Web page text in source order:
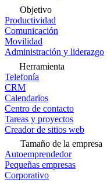
Objetivo
Productividad
Comunicación
Movilidad
Administración y liderazgo
Herramienta
Telefonía
CRM
Calendarios
Centro de contacto
Tareas y proyectos
Creador de sitios web
Tamaño de la empresa
Autoemprendedor
Pequeñas empresas
Corporativo